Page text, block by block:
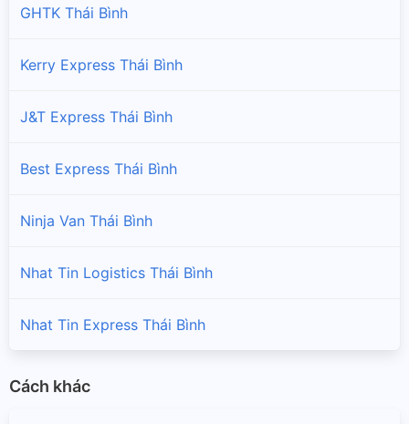
GHTK Thái Bình
Kerry Express Thái Bình
J&T Express Thái Bình
Best Express Thái Bình
Ninja Van Thái Bình
Nhat Tin Logistics Thái Bình
Nhat Tin Express Thái Bình
Cách khác